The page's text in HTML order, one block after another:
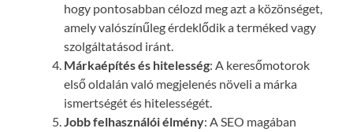
hogy pontosabban célozd meg azt a közönséget,
amely valószínűleg érdeklődik a terméked vagy
szolgáltatásod iránt.
Márkaépítés és hitelesség: A keresőmotorok
első oldalán való megjelenés növeli a márka
ismertségét és hitelességét.
Jobb felhasználói élmény: A SEO magában